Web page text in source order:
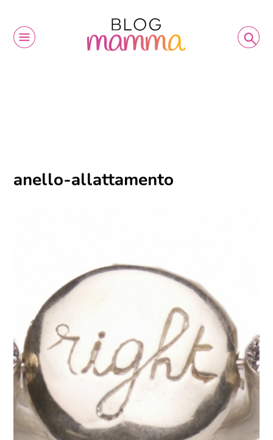
anello-allattamento